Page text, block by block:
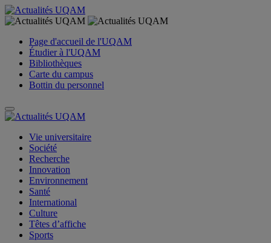
Page d'accueil de l'UQAM
Étudier à l'UQAM
Bibliothèques
Carte du campus
Bottin du personnel
Vie universitaire
Société
Recherche
Innovation
Environnement
Santé
International
Culture
Têtes d’affiche
Sports